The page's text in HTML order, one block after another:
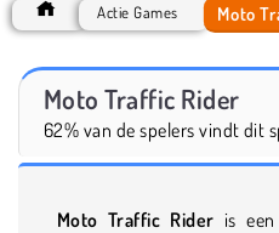
Actie Games Moto
Moto Traffic Rider
62% van de spelers vindt dit
Moto Traffic Rider is